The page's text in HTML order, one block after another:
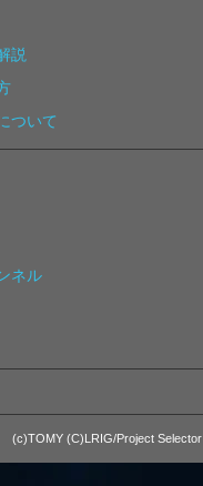
説
ついて
ネル
(c)TOMY (C)LRIG/Project Selector